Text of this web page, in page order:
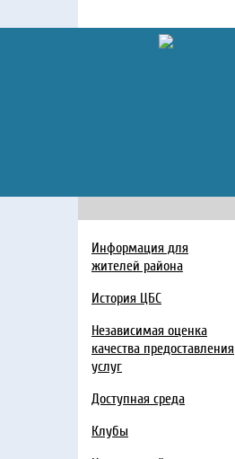
Информация для
жителей района
История ЦБС
Независимая оценка
качества предоставления
услуг
Доступная среда
Клубы